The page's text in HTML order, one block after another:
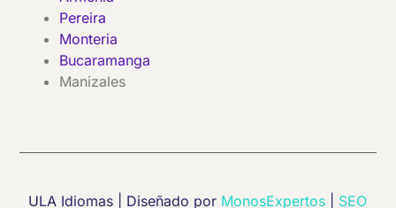
Pereira
Monteria
Bucaramanga
Manizales
ULA Idiomas | Diseñado por MonosExpertos SEO